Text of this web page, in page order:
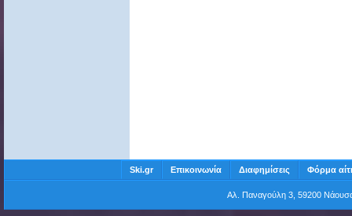
Ski.gr Επικοινωνία Διαφημίσεις Φόρμα
Αλ. Παναγούλη 3, 59200